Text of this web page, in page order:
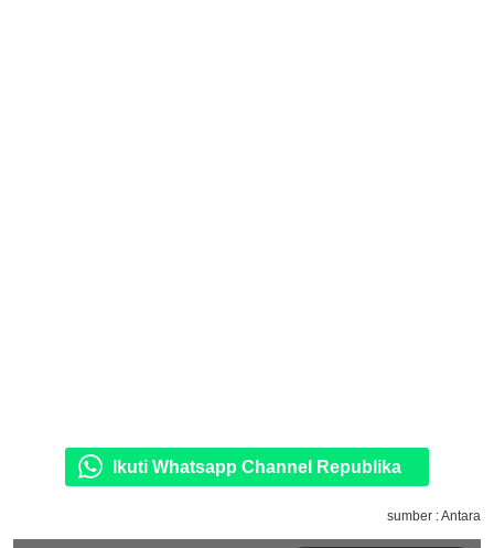
Ikuti Whatsapp Channel Republika
sumber : Antara